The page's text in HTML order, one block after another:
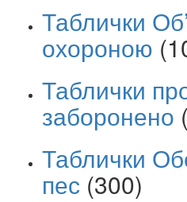
Таблички
охороною
Таблички
заборонено
Таблички
пес (300)